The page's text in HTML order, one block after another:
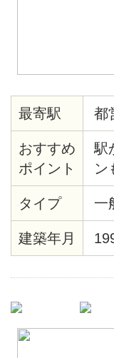
最寄駅 都
おすすめ
ポイント
駅
ン
タイプ 一
建築年月